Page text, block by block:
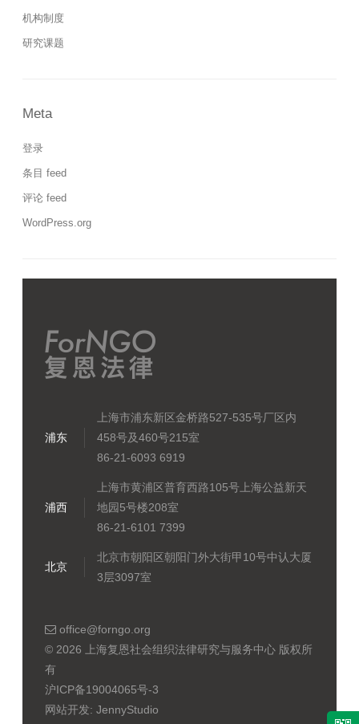
机构制度
研究课题
Meta
登录
条目 feed
评论 feed
WordPress.org
浦东
上海市浦东新区金桥路527-535号厂区内
458号及460号215室
86-21-6093 6919
浦西
上海市黄浦区普育西路105号上海公益新天
地园5号楼208室
86-21-6101 7399
北京
北京市朝阳区朝阳门外大街甲10号中认大厦
3层3097室
office@forngo.org
© 2026 上海复恩社会组织法律研究与服务中心 版权所
有
沪ICP备19004065号-3
网站开发: JennyStudio